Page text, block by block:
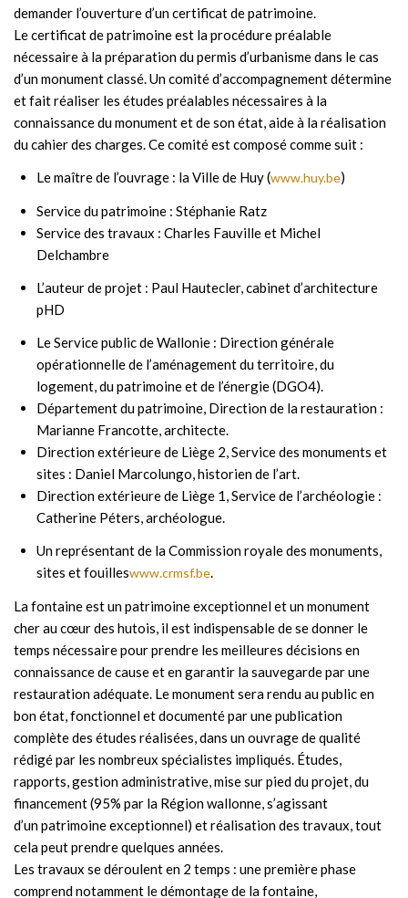
demander l’ouverture d’un certificat de patrimoine.
Le certificat de patrimoine est la procédure préalable
nécessaire à la préparation du permis d’urbanisme dans le cas
d’un monument classé. Un comité d’accompagnement détermine
et fait réaliser les études préalables nécessaires à la
connaissance du monument et de son état, aide à la réalisation
du cahier des charges. Ce comité est composé comme suit :
Le maître de l’ouvrage : la Ville de Huy (www.huy.be)
Service du patrimoine : Stéphanie Ratz
Service des travaux : Charles Fauville et Michel
Delchambre
L’auteur de projet : Paul Hautecler, cabinet d’architecture
pHD
Le Service public de Wallonie : Direction générale
opérationnelle de l’aménagement du territoire, du
logement, du patrimoine et de l’énergie (DGO4).
Département du patrimoine, Direction de la restauration :
Marianne Francotte, architecte.
Direction extérieure de Liège 2, Service des monuments et
sites : Daniel Marcolungo, historien de l’art.
Direction extérieure de Liège 1, Service de l’archéologie :
Catherine Péters, archéologue.
Un représentant de la Commission royale des monuments,
sites et fouilleswww.crmsf.be.
La fontaine est un patrimoine exceptionnel et un monument
cher au cœur des hutois, il est indispensable de se donner le
temps nécessaire pour prendre les meilleures décisions en
connaissance de cause et en garantir la sauvegarde par une
restauration adéquate. Le monument sera rendu au public en
bon état, fonctionnel et documenté par une publication
complète des études réalisées, dans un ouvrage de qualité
rédigé par les nombreux spécialistes impliqués. Études,
rapports, gestion administrative, mise sur pied du projet, du
financement (95% par la Région wallonne, s’agissant
d’un patrimoine exceptionnel) et réalisation des travaux, tout
cela peut prendre quelques années.
Les travaux se déroulent en 2 temps : une première phase
comprend notamment le démontage de la fontaine,